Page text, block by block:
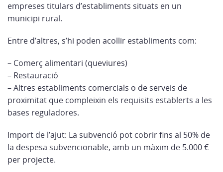
empreses titulars d’establiments situats en un
municipi rural.
Entre d’altres, s’hi poden acollir establiments com:
– Comerç alimentari (queviures)
– Restauració
– Altres establiments comercials o de serveis de
proximitat que compleixin els requisits establerts a les
bases reguladores.
Import de l’ajut: La subvenció pot cobrir fins al 50% de
la despesa subvencionable, amb un màxim de 5.000 €
per projecte.